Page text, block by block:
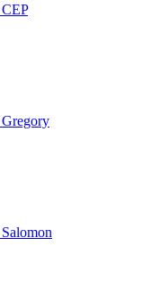
CEP
Gregory
Salomon